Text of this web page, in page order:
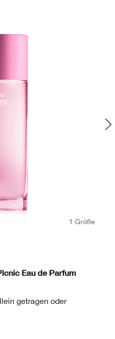
1 Größe
Eau de Parfum
getragen oder